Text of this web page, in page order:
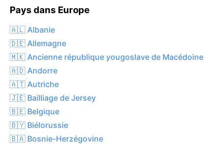
Pays dans Europe
🇦🇱 Albanie
🇩🇪 Allemagne
🇲🇰 Ancienne république yougoslave de Macédoine
🇦🇩 Andorre
🇦🇹 Autriche
🇯🇪 Bailliage de Jersey
🇧🇪 Belgique
🇧🇾 Biélorussie
🇧🇦 Bosnie-Herzégovine